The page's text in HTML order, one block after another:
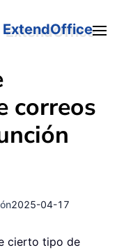
ExtendOffice
correos
2025-04-17
cierto tipo de